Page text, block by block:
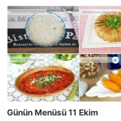
Günün Menüsü 11 Ekim